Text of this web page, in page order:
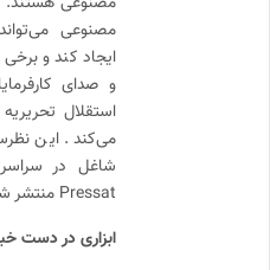
مصنوعی
ایجاد کند و
و صدای
استقلال
می‌کند. این
شاغل در
Pressat منتشر شده است.
ابزاری در دست